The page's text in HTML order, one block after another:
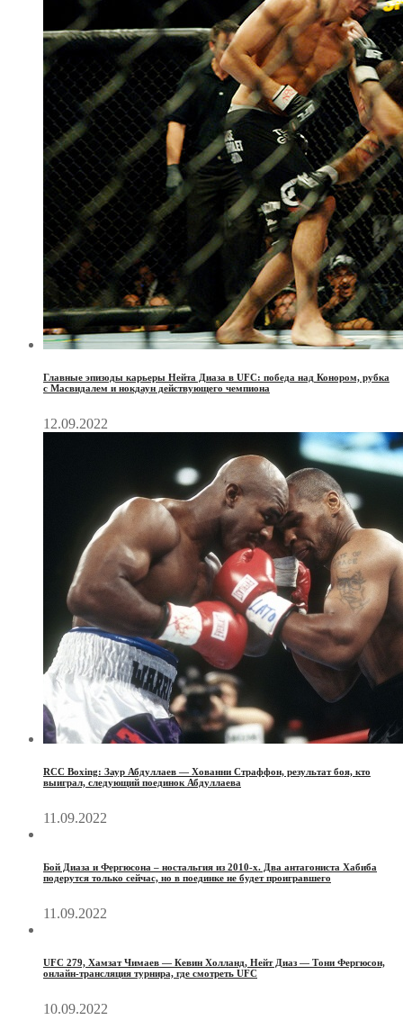
Главные эпизоды карьеры Нейта Диаза в UFC: победа над Конором, рубка
с Масвидалем и нокдаун действующего чемпиона
12.09.2022
RCC Boxing: Заур Абдуллаев — Хованни Страффон, результат боя, кто
выиграл, следующий поединок Абдуллаева
11.09.2022
Бой Диаза и Фергюсона – ностальгия из 2010-х. Два антагониста Хабиба
подерутся только сейчас, но в поединке не будет проигравшего
11.09.2022
UFC 279, Хамзат Чимаев — Кевин Холланд, Нейт Диаз — Тони Фергюсон,
онлайн-трансляция турнира, где смотреть UFC
10.09.2022